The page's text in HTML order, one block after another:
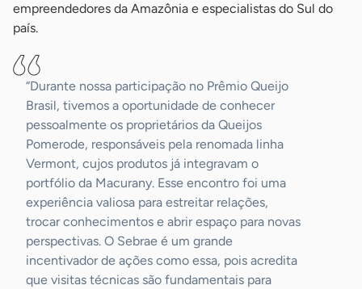
empreendedores da Amazônia e especialistas do Sul do
país.
“Durante nossa participação no Prêmio Queijo
Brasil, tivemos a oportunidade de conhecer
pessoalmente os proprietários da Queijos
Pomerode, responsáveis pela renomada linha
Vermont, cujos produtos já integravam o
portfólio da Macurany. Esse encontro foi uma
experiência valiosa para estreitar relações,
trocar conhecimentos e abrir espaço para novas
perspectivas. O Sebrae é um grande
incentivador de ações como essa, pois acredita
que visitas técnicas são fundamentais para